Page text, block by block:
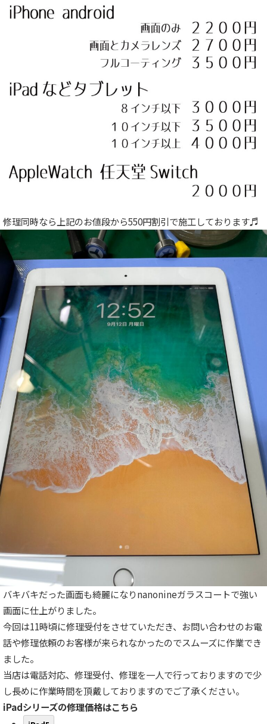
修理同時なら上記のお値段から550円割引で施工しております♬
バキバキだった画面も綺麗になりnanonineガラスコートで強い
画面に仕上がりました。
今回は11時頃に修理受付をさせていただき、お問い合わせのお電
話や修理依頼のお客様が来られなかったのでスムーズに作業でき
ました。
当店は電話対応、修理受付、修理を一人で行っておりますので少
し長めに作業時間を頂戴しておりますのでご了承ください。
iPadシリーズの修理価格はこちら